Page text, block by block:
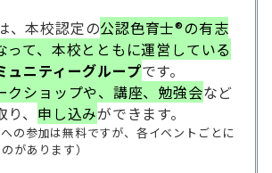
、本校認定の公認色育士®の有志
って、本校とともに運営している
ュニティ ーグループです。
クショップや、講座、勉強会など
、 申し込みができます。
への参加は無料ですが、各イベントごとに
があります）